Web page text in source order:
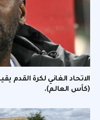
(كأس العالم).